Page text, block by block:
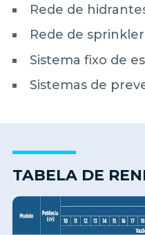
Rede de
Rede de
Sistema fixo de
Sistemas de
TABELA DE